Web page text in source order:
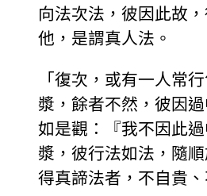
向法次法，彼因此故
他，是謂真人法。
「復次，或有一人常
漿，餘者不然，彼因
如是觀：『我不因此
漿，彼行法如法，隨
得真諦法者，不自貴